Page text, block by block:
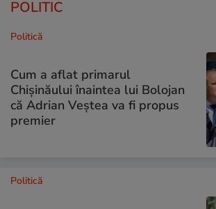
POLITIC
Politică
Cum a aflat primarul
Chișinăului înaintea lui Bolojan
că Adrian Veștea va fi propus
premier
Politică